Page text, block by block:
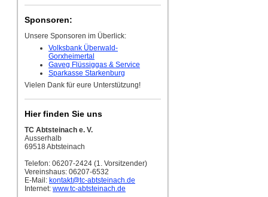
Sponsoren:
Unsere Sponsoren im Überlick:
Volksbank Überwald-
Gorxheimertal
Gaveg Flüssiggas & Service
Sparkasse Starkenburg
Vielen Dank für eure Unterstützung!
Hier finden Sie uns
TC Abtsteinach e. V.
Ausserhalb
69518 Abtsteinach
Telefon: 06207-2424 (1. Vorsitzender)
Vereinshaus: 06207-6532
E-Mail: kontakt@tc-abtsteinach.de
Internet: www.tc-abtsteinach.de